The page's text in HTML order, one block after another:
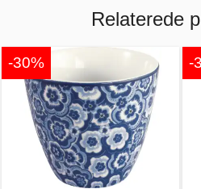
Relaterede
-30% -